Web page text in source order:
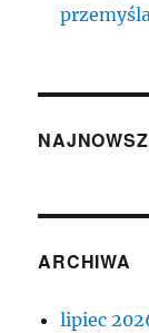
ARCHIWA
lipiec